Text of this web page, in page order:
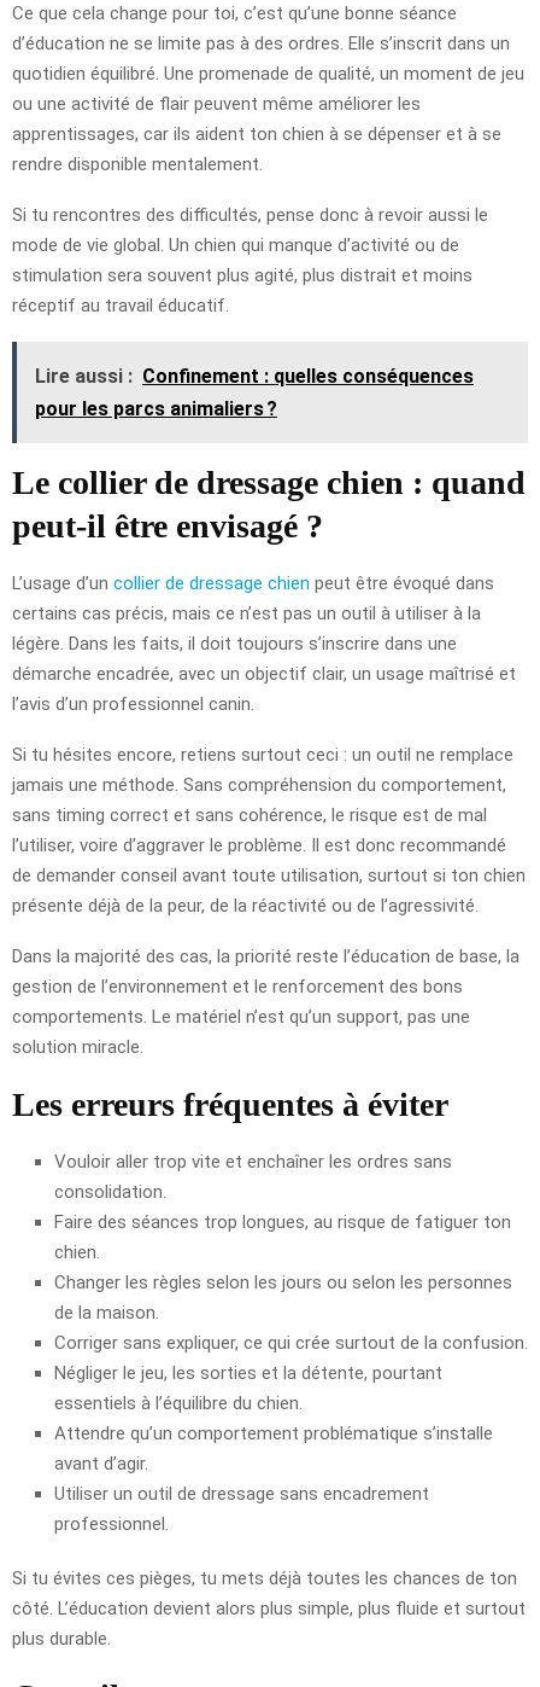
Ce que cela change pour toi, c’est qu’une bonne séance
d’éducation ne se limite pas à des ordres. Elle s’inscrit dans un
quotidien équilibré. Une promenade de qualité, un moment de jeu
ou une activité de flair peuvent même améliorer les
apprentissages, car ils aident ton chien à se dépenser et à se
rendre disponible mentalement.
Si tu rencontres des difficultés, pense donc à revoir aussi le
mode de vie global. Un chien qui manque d’activité ou de
stimulation sera souvent plus agité, plus distrait et moins
réceptif au travail éducatif.
Lire aussi : Confinement : quelles conséquences
pour les parcs animaliers ?
Le collier de dressage chien : quand
peut-il être envisagé ?
L’usage d’un collier de dressage chien peut être évoqué dans
certains cas précis, mais ce n’est pas un outil à utiliser à la
légère. Dans les faits, il doit toujours s’inscrire dans une
démarche encadrée, avec un objectif clair, un usage maîtrisé et
l’avis d’un professionnel canin.
Si tu hésites encore, retiens surtout ceci : un outil ne remplace
jamais une méthode. Sans compréhension du comportement,
sans timing correct et sans cohérence, le risque est de mal
l’utiliser, voire d’aggraver le problème. Il est donc recommandé
de demander conseil avant toute utilisation, surtout si ton chien
présente déjà de la peur, de la réactivité ou de l’agressivité.
Dans la majorité des cas, la priorité reste l’éducation de base, la
gestion de l’environnement et le renforcement des bons
comportements. Le matériel n’est qu’un support, pas une
solution miracle.
Les erreurs fréquentes à éviter
Vouloir aller trop vite et enchaîner les ordres sans
consolidation.
Faire des séances trop longues, au risque de fatiguer ton
chien.
Changer les règles selon les jours ou selon les personnes
de la maison.
Corriger sans expliquer, ce qui crée surtout de la confusion.
Négliger le jeu, les sorties et la détente, pourtant
essentiels à l’équilibre du chien.
Attendre qu’un comportement problématique s’installe
avant d’agir.
Utiliser un outil de dressage sans encadrement
professionnel.
Si tu évites ces pièges, tu mets déjà toutes les chances de ton
côté. L’éducation devient alors plus simple, plus fluide et surtout
plus durable.